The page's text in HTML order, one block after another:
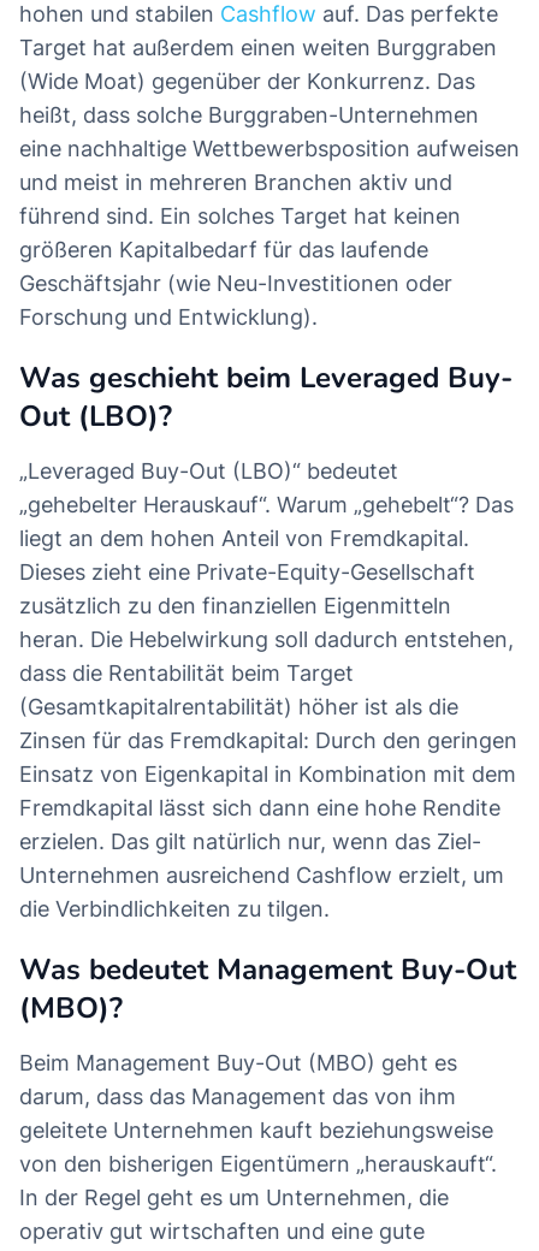
hohen und stabilen Cashflow auf. Das perfekte
Target hat außerdem einen weiten Burggraben
(Wide Moat) gegenüber der Konkurrenz. Das
heißt, dass solche Burggraben-Unternehmen
eine nachhaltige Wettbewerbsposition aufweisen
und meist in mehreren Branchen aktiv und
führend sind. Ein solches Target hat keinen
größeren Kapitalbedarf für das laufende
Geschäftsjahr (wie Neu-Investitionen oder
Forschung und Entwicklung).
Was geschieht beim Leveraged Buy-
Out (LBO)?
„Leveraged Buy-Out (LBO)“ bedeutet
„gehebelter Herauskauf“. Warum „gehebelt“? Das
liegt an dem hohen Anteil von Fremdkapital.
Dieses zieht eine Private-Equity-Gesellschaft
zusätzlich zu den finanziellen Eigenmitteln
heran. Die Hebelwirkung soll dadurch entstehen,
dass die Rentabilität beim Target
(Gesamtkapitalrentabilität) höher ist als die
Zinsen für das Fremdkapital: Durch den geringen
Einsatz von Eigenkapital in Kombination mit dem
Fremdkapital lässt sich dann eine hohe Rendite
erzielen. Das gilt natürlich nur, wenn das Ziel-
Unternehmen ausreichend Cashflow erzielt, um
die Verbindlichkeiten zu tilgen.
Was bedeutet Management Buy-Out
(MBO)?
Beim Management Buy-Out (MBO) geht es
darum, dass das Management das von ihm
geleitete Unternehmen kauft beziehungsweise
von den bisherigen Eigentümern „herauskauft“.
In der Regel geht es um Unternehmen, die
operativ gut wirtschaften und eine gute